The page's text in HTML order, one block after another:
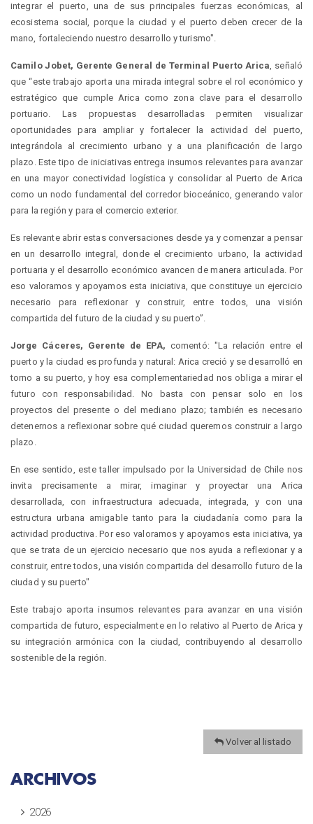
integrar el puerto, una de sus principales fuerzas económicas, al
ecosistema social, porque la ciudad y el puerto deben crecer de la
mano, fortaleciendo nuestro desarrollo y turismo".
Camilo Jobet, Gerente General de Terminal Puerto Arica, señaló
que “este trabajo aporta una mirada integral sobre el rol económico y
estratégico que cumple Arica como zona clave para el desarrollo
portuario. Las propuestas desarrolladas permiten visualizar
oportunidades para ampliar y fortalecer la actividad del puerto,
integrándola al crecimiento urbano y a una planificación de largo
plazo. Este tipo de iniciativas entrega insumos relevantes para avanzar
en una mayor conectividad logística y consolidar al Puerto de Arica
como un nodo fundamental del corredor bioceánico, generando valor
para la región y para el comercio exterior.
Es relevante abrir estas conversaciones desde ya y comenzar a pensar
en un desarrollo integral, donde el crecimiento urbano, la actividad
portuaria y el desarrollo económico avancen de manera articulada. Por
eso valoramos y apoyamos esta iniciativa, que constituye un ejercicio
necesario para reflexionar y construir, entre todos, una visión
compartida del futuro de la ciudad y su puerto”.
Jorge Cáceres, Gerente de EPA, comentó: "La relación entre el
puerto y la ciudad es profunda y natural: Arica creció y se desarrolló en
torno a su puerto, y hoy esa complementariedad nos obliga a mirar el
futuro con responsabilidad. No basta con pensar solo en los
proyectos del presente o del mediano plazo; también es necesario
detenernos a reflexionar sobre qué ciudad queremos construir a largo
plazo.
En ese sentido, este taller impulsado por la Universidad de Chile nos
invita precisamente a mirar, imaginar y proyectar una Arica
desarrollada, con infraestructura adecuada, integrada, y con una
estructura urbana amigable tanto para la ciudadanía como para la
actividad productiva. Por eso valoramos y apoyamos esta iniciativa, ya
que se trata de un ejercicio necesario que nos ayuda a reflexionar y a
construir, entre todos, una visión compartida del desarrollo futuro de la
ciudad y su puerto"
Este trabajo aporta insumos relevantes para avanzar en una visión
compartida de futuro, especialmente en lo relativo al Puerto de Arica y
su integración armónica con la ciudad, contribuyendo al desarrollo
sostenible de la región.
Volver al listado
ARCHIVOS
2026